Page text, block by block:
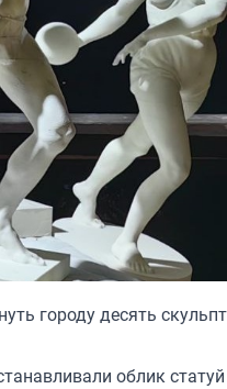
городу десять
облик статуй